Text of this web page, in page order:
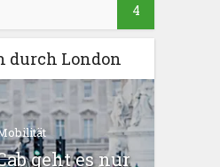
4
durch London
geht es nur